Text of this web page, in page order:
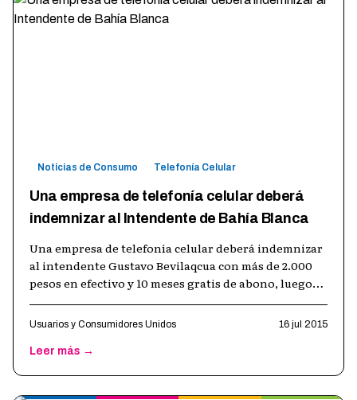
Noticias de Consumo Telefonía Celular
Una empresa de telefonía celular deberá
indemnizar al Intendente de Bahía Blanca
Una empresa de telefonía celular deberá indemnizar
al intendente Gustavo Bevilaqcua con más de 2.000
pesos en efectivo y 10 meses gratis de abono, luego
Usuarios y Consumidores Unidos 16 jul 2015
Leer más →